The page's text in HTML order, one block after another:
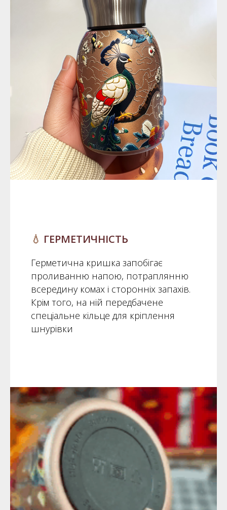
💧 ГЕРМЕТИЧНІСТЬ
Герметична кришка запобігає
проливанню напою, потраплянню
всередину комах і сторонніх запахів.
Крім того, на ній передбачене
спеціальне кільце для кріплення
шнурівки